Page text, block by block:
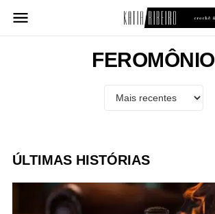
para
FEROMÔNIO
ÚLTIMAS HISTÓRIAS